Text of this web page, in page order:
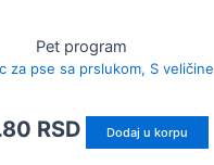
Pet program
za pse sa prslukom, S veličine
RSD Dodaj u korpu